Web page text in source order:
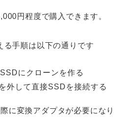
円程度で購入できます。
る手順は以下の通りです
にクローンを作る
外して直接SSDを接続する
に変換アダプタが必要になり